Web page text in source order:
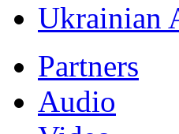
Ukrainian
Partners
Audio